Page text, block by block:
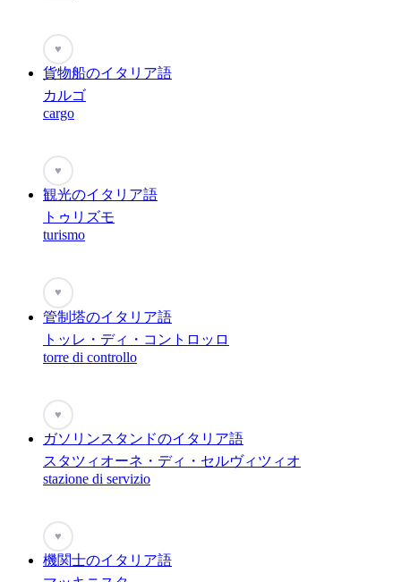
♥
貨物船のイタリア語
カルゴ
cargo
♥
観光のイタリア語
トゥリズモ
turismo
♥
管制塔のイタリア語
トッレ・ディ・コントロッロ
torre di controllo
♥
ガソリンスタンドのイタリア語
スタツィオーネ・ディ・セルヴィツィオ
stazione di servizio
♥
機関士のイタリア語